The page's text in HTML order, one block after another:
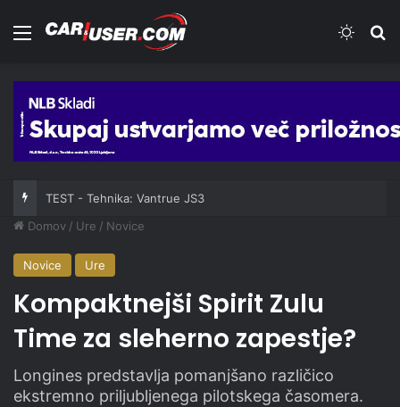
Meni
TEST - Tehnika: Vantrue JS3
Domov / Ure / Novice
Novice Ure
Kompaktnejši Spirit Zulu
Time za sleherno zapestje?
Longines predstavlja pomanjšano različico
ekstremno priljubljenega pilotskega časomera.